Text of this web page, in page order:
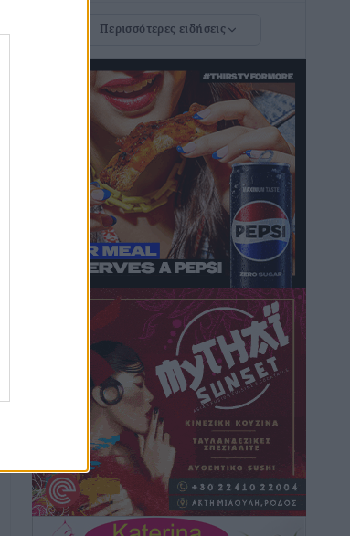
Φοίβος Κω: Το «ευχαριστώ» για το 9ο
Kos 3X3 Basketball Festival
πριν 52 λεπτά
6ο Kalymnos 3X3: Ολοκληρώθηκε με
μεγάλη επιτυχία, νικητές οι VAR!
Αθλητικά• πριν 57 λεπτά
Νέα αεροσκάφη, drones,
δασοκομάντος: Τι έχει αλλάξει στην
Πολιτική Προστασί
πριν 1 ώρα
Άδωνις Γεωργιάδης στον RV: “Στο
υπουργείο εξετάζουμε την
θεσμοθέτηση τρίτης κατηγορίας
κινήτρων, ειδικά για τα νοσοκομεία
στα νησιά”
Τοπικές Ειδήσεις πριν 1 ώρα
Θετικό κλίμα και κοινό όραμα για την
Περισσότερες ειδήσεις